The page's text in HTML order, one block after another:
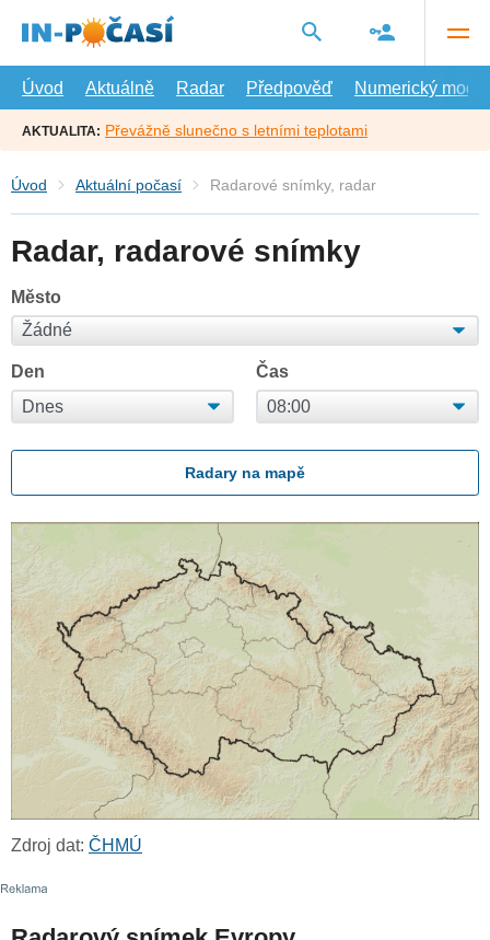
hlavní
Úvod
Aktuálně Radar Předpověď Numerický model
AKTUALITA: Převážně slunečno s letními teplotami
Úvod Aktuální počasí Radarové snímky, radar
Radar, radarové snímky
Město
Den Čas
Radary na mapě
Zdroj dat: ČHMÚ